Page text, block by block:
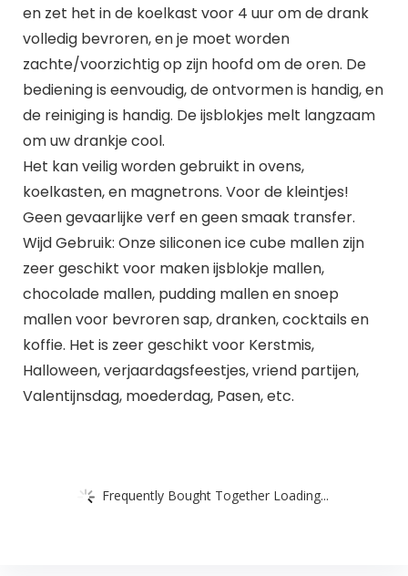
en zet het in de koelkast voor 4 uur om de drank
volledig bevroren, en je moet worden
zachte/voorzichtig op zijn hoofd om de oren. De
bediening is eenvoudig, de ontvormen is handig, en
de reiniging is handig. De ijsblokjes melt langzaam
om uw drankje cool.
Het kan veilig worden gebruikt in ovens,
koelkasten, en magnetrons. Voor de kleintjes!
Geen gevaarlijke verf en geen smaak transfer.
Wijd Gebruik: Onze siliconen ice cube mallen zijn
zeer geschikt voor maken ijsblokje mallen,
chocolade mallen, pudding mallen en snoep
mallen voor bevroren sap, dranken, cocktails en
koffie. Het is zeer geschikt voor Kerstmis,
Halloween, verjaardagsfeestjes, vriend partijen,
Valentijnsdag, moederdag, Pasen, etc.
Frequently Bought Together Loading...